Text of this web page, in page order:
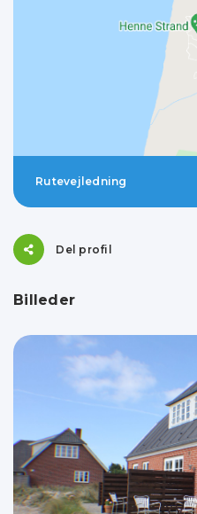
Rutevejledning
Del profil
Billeder